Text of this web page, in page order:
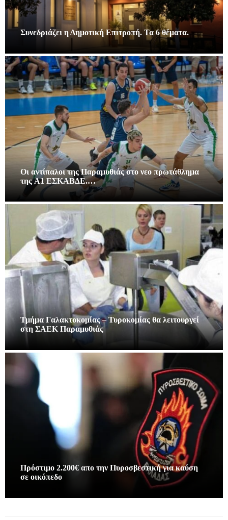
Συνεδριάζει η Δημοτική Επιτροπή. Τα 6 θέματα.
Οι αντίπαλοι της Παραμυθιάς στο νεο πρωτάθλημα
της A1 ΕΣΚΑΒΔΕ.…
Τμήμα Γαλακτοκομίας – Τυροκομίας θα λειτουργεί
στη ΣΑΕΚ Παραμυθιάς
Πρόστιμο 2.200€ απο την Πυροσβεστική για καύση
σε οικόπεδο